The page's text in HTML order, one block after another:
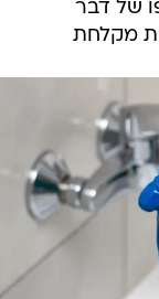
של דבר
מקלחת